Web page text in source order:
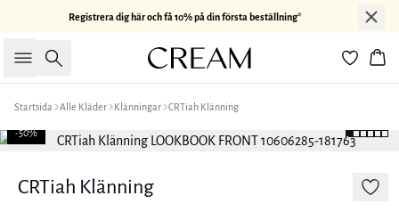
Registrera dig här och få 10% på din första beställning*
Sök
Startsida Alle Kläder Klänningar CRTiah Klänning
-50%
CRTiah Klänning